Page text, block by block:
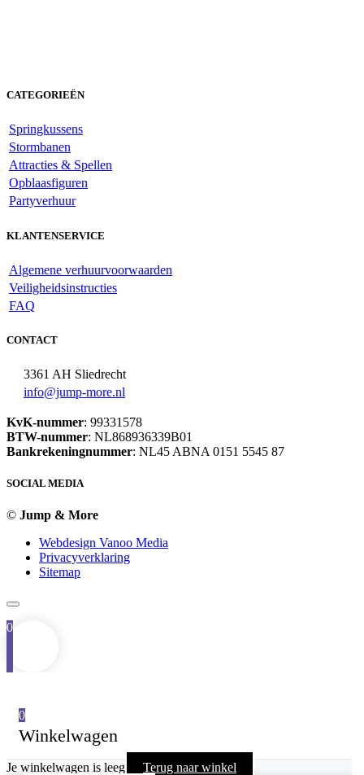
CATEGORIEËN
Springkussens
Stormbanen
Attracties & Spellen
Opblaasfiguren
Partyverhuur
KLANTENSERVICE
Algemene verhuurvoorwaarden
Veiligheidsinstructies
FAQ
CONTACT
3361 AH Sliedrecht
info@jump-more.nl
KvK-nummer: 99331578
BTW-nummer: NL868936339B01
Bankrekeningnummer: NL45 ABNA 0151 5545 87
SOCIAL MEDIA
© Jump & More
Webdesign Vanoo Media
Privacyverklaring
Sitemap
0
0
Winkelwagen
Je winkelwagen is leeg Terug naar winkel